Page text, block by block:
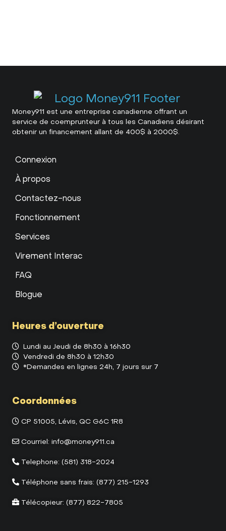
Money911 est une entreprise canadienne offrant un
service de coemprunteur à tous les Canadiens désirant
obtenir un financement allant de 400$ à 2000$.
Connexion
À propos
Contactez-nous
Fonctionnement
Services
Virement Interac
FAQ
Blogue
Heures d’ouverture
Lundi au Jeudi de 8h30 à 16h30
Vendredi de 8h30 à 12h30
*Demandes en lignes 24h, 7 jours sur 7
Coordonnées
CP 51005, Lévis, QC G6C 1R8
Courriel: info@money911.ca
Telephone: (581) 318-2024
Téléphone sans frais: (877) 215-1293
Télécopieur: (877) 822-7805